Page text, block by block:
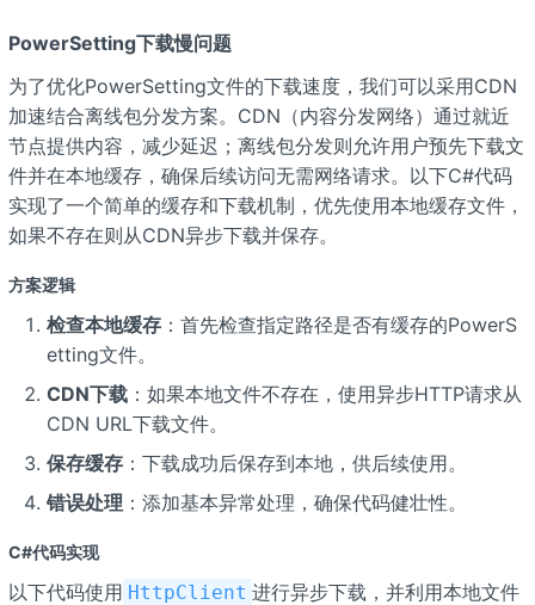
PowerSetting下载慢问题
为了优化PowerSetting文件的下载速度，我们可以采用CDN
加速结合离线包分发方案。CDN（内容分发网络）通过就近
节点提供内容，减少延迟；离线包分发则允许用户预先下载文
件并在本地缓存，确保后续访问无需网络请求。以下C#代码
实现了一个简单的缓存和下载机制，优先使用本地缓存文件，
如果不存在则从CDN异步下载并保存。
方案逻辑
检查本地缓存：首先检查指定路径是否有缓存的PowerS
etting文件。
CDN下载：如果本地文件不存在，使用异步HTTP请求从
CDN URL下载文件。
保存缓存：下载成功后保存到本地，供后续使用。
错误处理 ：添加基本异常处理，确保代码健壮性。
C#代码实现
以下代码使用 HttpClient 进行异步下载，并利用本地文件